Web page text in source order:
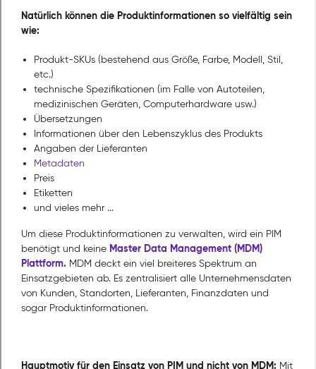
Natürlich können die Produktinformationen so vielfältig sein
wie:
Produkt-SKUs (bestehend aus Größe, Farbe, Modell, Stil,
etc.)
technische Spezifikationen (im Falle von Autoteilen,
medizinischen Geräten, Computerhardware usw.)
Übersetzungen
Informationen über den Lebenszyklus des Produkts
Angaben der Lieferanten
Metadaten
Preis
Etiketten
und vieles mehr ...
Um diese Produktinformationen zu verwalten, wird ein PIM
benötigt und keine Master Data Management (MDM)
Plattform. MDM deckt ein viel breiteres Spektrum an
Einsatzgebieten ab. Es zentralisiert alle Unternehmensdaten
von Kunden, Standorten, Lieferanten, Finanzdaten und
sogar Produktinformationen.
Hauptmotiv für den Einsatz von PIM und nicht von MDM: Mit